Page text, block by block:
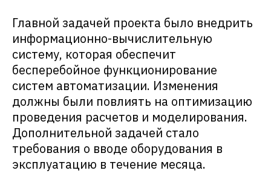
Главной задачей проекта было внедрить
информационно-вычислительную
систему, которая обеспечит
бесперебойное функционирование
систем автоматизации. Изменения
должны были повлиять на оптимизацию
проведения расчетов и моделирования.
Дополнительной задачей стало
требования о вводе оборудования в
эксплуатацию в течение месяца.